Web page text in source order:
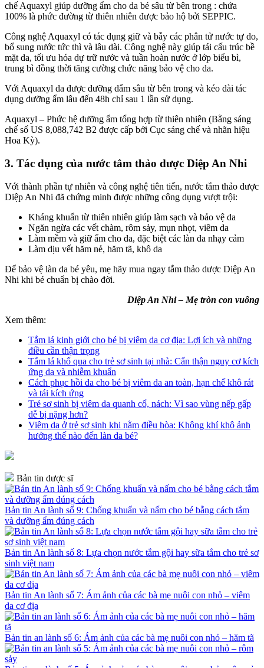
chế Aquaxyl giúp dưỡng ẩm cho da bé sâu từ bên trong : chứa
100% là phức đường từ thiên nhiên được bảo hộ bởi SEPPIC.
Công nghệ Aquaxyl có tác dụng giữ và bẫy các phân tử nước tự do,
bổ sung nước tức thì và lâu dài. Công nghệ này giúp tái cấu trúc bề
mặt da, tối ưu hóa dự trữ nước và tuần hoàn nước ở lớp biểu bì,
trung bì đồng thời tăng cường chức năng bảo vệ cho da.
Với Aquaxyl da được dưỡng dẩm sâu từ bên trong và kéo dài tác
dụng dưỡng ẩm lâu đến 48h chỉ sau 1 lần sử dụng.
Aquaxyl – Phức hệ dưỡng ẩm tổng hợp từ thiên nhiên (Bằng sáng
chế số US 8,088,742 B2 được cấp bởi Cục sáng chế và nhãn hiệu
Hoa Kỳ).
3. Tác dụng của nước tắm thảo dược Diệp An Nhi
Với thành phần tự nhiên và công nghệ tiên tiến, nước tắm thảo dược
Diệp An Nhi đã chứng minh được những công dụng vượt trội:
Kháng khuẩn từ thiên nhiên giúp làm sạch và bảo vệ da
Ngăn ngừa các vết chàm, rôm sảy, mụn nhọt, viêm da
Làm mềm và giữ ẩm cho da, đặc biệt các làn da nhạy cảm
Làm dịu vết hăm nẻ, hăm tã, khô da
Để bảo vệ làn da bé yêu, mẹ hãy mua ngay tắm thảo dược Diệp An
Nhi khi bé chuẩn bị chào đời.
Diệp An Nhi – Mẹ tròn con vuông
Xem thêm:
Tắm lá kinh giới cho bé bị viêm da cơ địa: Lợi ích và những
điều cần thận trọng
Tắm lá khổ qua cho trẻ sơ sinh tại nhà: Cẩn thận nguy cơ kích
ứng da và nhiễm khuẩn
Cách phục hồi da cho bé bị viêm da an toàn, hạn chế khô rát
và tái kích ứng
Trẻ sơ sinh bị viêm da quanh cổ, nách: Vì sao vùng nếp gấp
dễ bị nặng hơn?
Viêm da ở trẻ sơ sinh khi nằm điều hòa: Không khí khô ảnh
hưởng thế nào đến làn da bé?
Bản tin dược sĩ
Bản tin An lành số 9: Chống khuẩn và nấm cho bé bằng cách tắm
và dưỡng ẩm đúng cách
Bản tin An lành số 8: Lựa chọn nước tắm gội hay sữa tắm cho trẻ sơ
sinh việt nam
Bản tin An lành số 7: Ám ảnh của các bà mẹ nuôi con nhỏ – viêm
da cơ địa
Bản tin an lành số 6: Ám ảnh của các bà mẹ nuôi con nhỏ – hăm tã